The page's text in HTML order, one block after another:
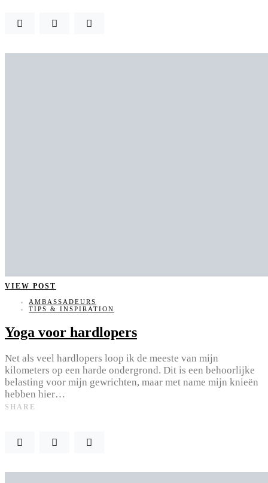
VIEW POST
AMBASSADEURS
TIPS & INSPIRATION
Yoga voor hardlopers
Net als veel hardlopers loop ik de meeste van mijn
kilometers op een harde ondergrond. Dit is een behoorlijke
belasting voor mijn gewrichten, maar met name mijn knieën
hebben hier…
SHARE